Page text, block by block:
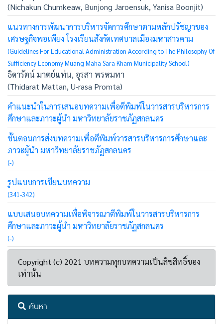
(Nichakun Chumkeaw, Bunjong Jaroensuk, Yanisa Boonjit)
แนวทางการพัฒนาการบริหารจัดการศึกษาตามหลักปรัชญาของ
เศรษฐกิจพอเพียง โรงเรียนสังกัดเทศบาลเมืองมหาสารคาม
(Guidelines For Educational Administration According to The Philosophy Of
Sufficiency Economy Muang Maha Sara Kham Municipality School)
ธิดารัตน์ มาตย์แท่น, อุรสา พรหมทา
(Thidarat Mattan, U-rasa Promta)
คำแนะนำในการเสนอบทความเพื่อตีพิมพ์ในวารสารบริหารการ
ศึกษาและภาวะผู้นำ มหาวิทยาลัยราชภัฏสกลนคร
ขั้นตอนการส่งบทความเพื่อตีพิมพ์วารสารบริหารการศึกษาและ
ภาวะผู้นำ มหาวิทยาลัยราชภัฏสกลนคร
(-)
รูปแบบการเขียนบทความ
(341-342)
แบบเสนอบทความเพื่อพิจารณาตีพิมพ์ในวารสารบริหารการ
ศึกษาและภาวะผู้นำ มหาวิทยาลัยราชภัฏสกลนคร
(-)
Copyright (c) 2021 บทความทุกบทความเป็นลิขสิทธิ์ของ
เท่านั้น
ค้นหา